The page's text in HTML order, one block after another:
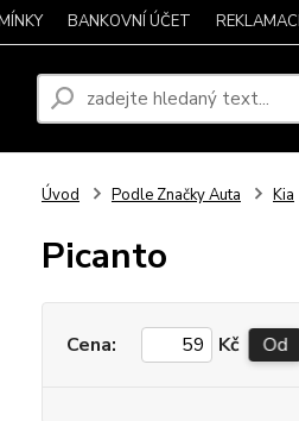
BANKOVNÍ ÚČET
Úvod Podle Značky Auta Kia
Picanto
Cena: Kč Od